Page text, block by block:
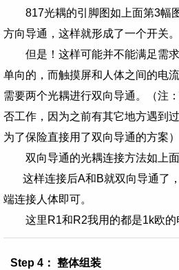
817光耦的引脚图如上面第3幅
方向导通，这样就形成了一个开关。
但是！这样可能并不能满足需求
单向的，而触摸屏和人体之间的电
需要两个光耦进行双向导通。（注
否工作，因为之前有其它地方遇到
为了保险直接用了双向导通的方案）
双向导通的光耦连接方法如上面
这样连接后A和B就双向导通了
端连接人体即可。
这里R1和R2我用的都是1k欧的
Step 4： 整体组装